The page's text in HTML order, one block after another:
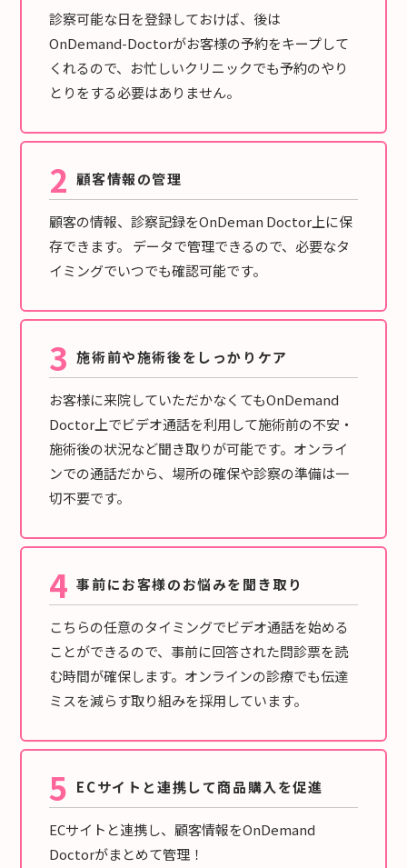
診察可能な日を登録しておけば、後は
OnDemand-Doctorがお客様の予約をキープして
くれるので、お忙しいクリニックでも予約のやり
とりをする必要はありません。
2 顧客情報の管理
顧客の情報、診察記録をOnDeman Doctor上に保
存できます。 データで管理できるので、必要なタ
イミングでいつでも確認可能です。
3 施術前や施術後をしっかりケア
お客様に来院していただかなくてもOnDemand
Doctor上でビデオ通話を利用して施術前の不安・
施術後の状況など聞き取りが可能です。オンライ
ンでの通話だから、場所の確保や診察の準備は一
切不要です。
4 事前にお客様のお悩みを聞き取り
こちらの任意のタイミングでビデオ通話を始める
ことができるので、事前に回答された問診票を読
む時間が確保します。オンラインの診療でも伝達
ミスを減らす取り組みを採用しています。
5 ECサイトと連携して商品購入を促進
ECサイトと連携し、顧客情報をOnDemand
Doctorがまとめて管理！